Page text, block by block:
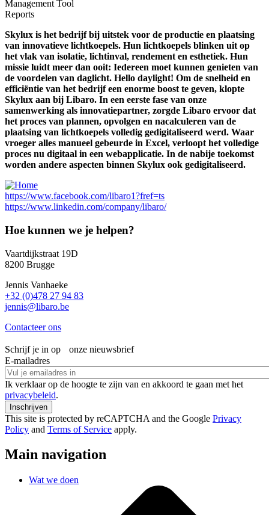
Management Tool
Reports
Skylux is het bedrijf bij uitstek voor de productie en plaatsing
van innovatieve lichtkoepels. Hun lichtkoepels blinken uit op
het vlak van isolatie, lichtinval, rendement en esthetiek. Hun
missie luidt meer dan ooit: Iedereen moet kunnen genieten van
de voordelen van daglicht. Hello daylight! Om de snelheid en
efficiëntie van het bedrijf een enorme boost te geven, klopte
Skylux aan bij Libaro. In een eerste fase van onze
samenwerking als innovatiepartner, zorgde Libaro ervoor dat
het proces van plannen, opvolgen en nacalculeren van de
plaatsing van lichtkoepels volledig gedigitaliseerd werd. Waar
vroeger alles manueel gebeurde in Excel, verloopt het volledige
proces nu digitaal in een webapplicatie. In de nabije toekomst
worden andere aspecten binnen Skylux ook gedigitaliseerd.
https://www.facebook.com/libaro1?fref=ts
https://www.linkedin.com/company/libaro/
Hoe kunnen we je helpen?
Vaartdijkstraat 19D
8200 Brugge
Jennis Vanhaeke
+32 (0)478 27 94 83
jennis@libaro.be
Contacteer ons
Schrijf je in op onze nieuwsbrief
E-mailadres
Ik verklaar op de hoogte te zijn van en akkoord te gaan met het
privacybeleid.
This site is protected by reCAPTCHA and the Google Privacy
Policy and Terms of Service apply.
Main navigation
Wat we doen